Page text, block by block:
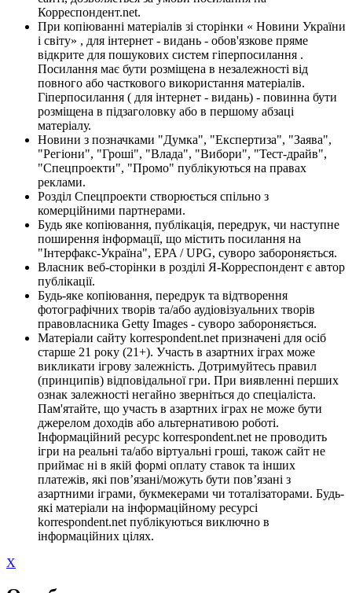
Корреспондент.net.
При копіюванні матеріалів зі сторінки « Новини України
і світу» , для інтернет - видань - обов'язкове пряме
відкрите для пошукових систем гіперпосилання .
Посилання має бути розміщена в незалежності від
повного або часткового використання матеріалів.
Гіперпосилання ( для інтернет - видань) - повинна бути
розміщена в підзаголовку або в першому абзаці
матеріалу.
Новини з позначками "Думка", "Експертиза", "Заява",
"Регіони", "Гроші", "Влада", "Вибори", "Тест-драйв",
"Спецпроекти", "Промо" публікуються на правах
реклами.
Розділ Спецпроекти створюється спільно з
комерційними партнерами.
Будь яке копіювання, публікація, передрук, чи наступне
поширення інформації, що містить посилання на
"Інтерфакс-Україна", EPA / UPG, суворо забороняється.
Власник веб-сторінки в розділі Я-Корреспондент є автор
публікації.
Будь-яке копіювання, передрук та відтворення
фотографічних творів та/або аудіовізуальних творів
правовласника Getty Images - суворо забороняється.
Матеріали сайту korrespondent.net призначені для осіб
старше 21 року (21+). Участь в азартних іграх може
викликати ігрову залежність. Дотримуйтесь правил
(принципів) відповідальної гри. При виявленні перших
ознак залежності негайно зверніться до спеціаліста.
Пам'ятайте, що участь в азартних іграх не може бути
джерелом доходів або альтернативою роботі.
Інформаційний ресурс korrespondent.net не проводить
ігри на реальні та/або віртуальні гроші, також сайт не
приймає ні в якій формі оплату ставок та інших
платежів, які пов’язані/можуть бути пов’язані з
азартними іграми, букмекерами чи тоталізаторами. Будь-
які матеріали на інформаційному ресурсі
korrespondent.net публікуються виключно в
інформаційних цілях.
X